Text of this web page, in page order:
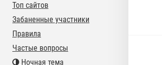
Топ сайтов
Забаненные участники
Правила
Частые вопросы
Ночная тема